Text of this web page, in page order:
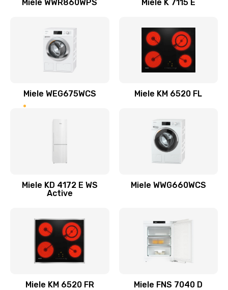
Miele WWR860WPS Miele K 7115 E
Miele WEG675WCS Miele KM 6520 FL
Miele KD 4172 E WS
Active
Miele WWG660WCS
Miele KM 6520 FR Miele FNS 7040 D